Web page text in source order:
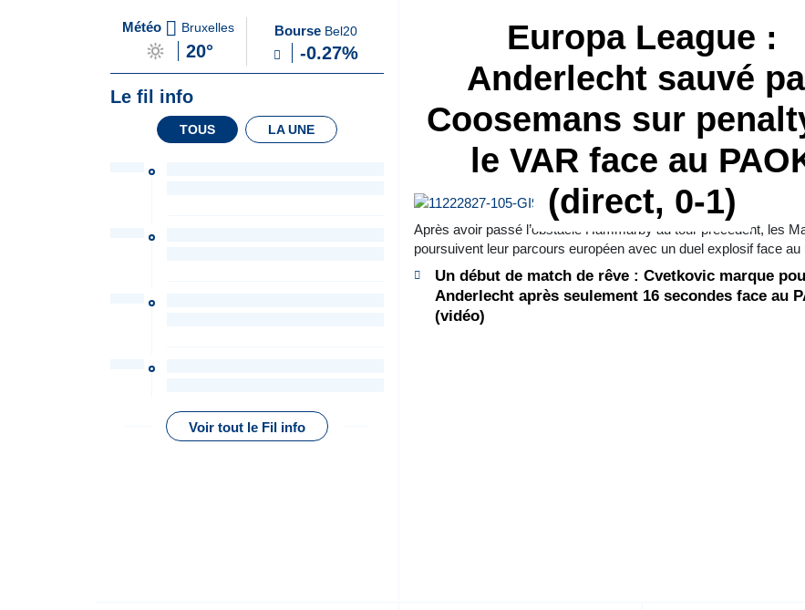
du Soir
Une
Europa League :
Anderlecht sauvé
Coosemans sur
le VAR face au
(direct, 0-1)
Après avoir passé l’obstacle Hammarby au tour précédent, les
poursuivent leur parcours européen avec un duel explosif face au
Un début de match de rêve : Cvetkovic marque
Anderlecht après seulement 16 secondes face au
(vidéo)
Météo Bruxelles
20°
Bourse Bel20
-0.27%
Le fil info
LA UNE
TOUS
Voir tout le Fil info